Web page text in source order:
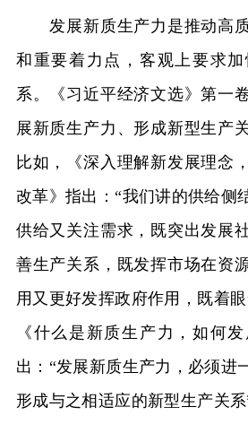
发展新质生产力是推动高质
和重要着力点，客观上要求
系。《习近平经济文选》第一
展新质生产力、形成新型生产
比如，《深入理解新发展理念
改革》指出：“我们讲的供给侧
供给又关注需求，既突出发展
善生产关系，既发挥市场在资
用又更好发挥政府作用，既着眼
《什么是新质生产力，如何
出：“发展新质生产力，必须进
形成与之相适应的新型生产关